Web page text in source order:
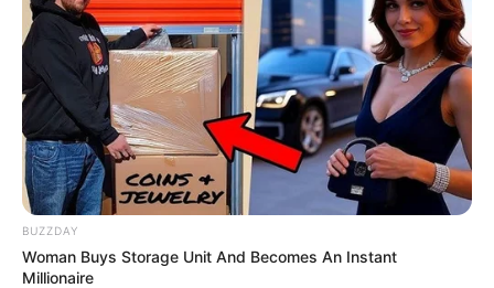
BUZZDAY
Woman Buys Storage Unit And Becomes An Instant
Millionaire